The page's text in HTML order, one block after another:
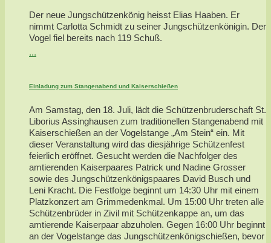
Der neue Jungschützenkönig heisst Elias Haaben. Er
nimmt Carlotta Schmidt zu seiner Jungschützenkönigin. Der
Vogel fiel bereits nach 119 Schuß.
...
Einladung zum Stangenabend und Kaiserschießen
Am Samstag, den 18. Juli, lädt die Schützenbruderschaft St.
Liborius Assinghausen zum traditionellen Stangenabend mit
Kaiserschießen an der Vogelstange „Am Stein“ ein. Mit
dieser Veranstaltung wird das diesjährige Schützenfest
feierlich eröffnet. Gesucht werden die Nachfolger des
amtierenden Kaiserpaares Patrick und Nadine Grosser
sowie des Jungschützenkönigspaares David Busch und
Leni Kracht. Die Festfolge beginnt um 14:30 Uhr mit einem
Platzkonzert am Grimmedenkmal. Um 15:00 Uhr treten alle
Schützenbrüder in Zivil mit Schützenkappe an, um das
amtierende Kaiserpaar abzuholen. Gegen 16:00 Uhr beginnt
an der Vogelstange das Jungschützenkönigschießen, bevor